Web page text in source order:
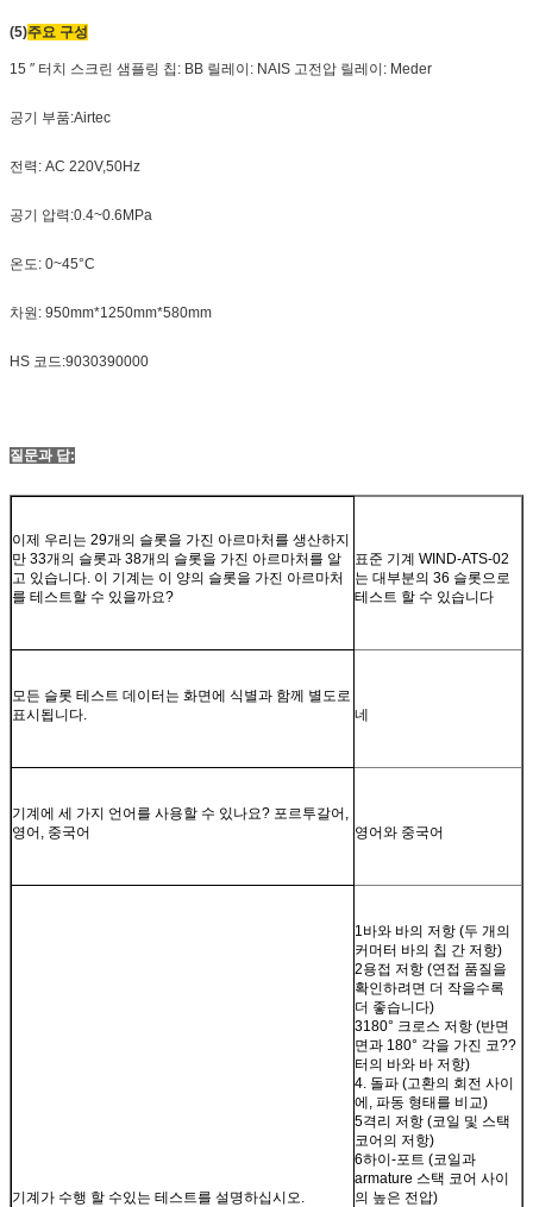
(5)주요 구성
15 ′′ 터치 스크린 샘플링 칩: BB 릴레이: NAIS 고전압 릴레이: Meder
공기 부품:Airtec
전력: AC 220V,50Hz
공기 압력:0.4~0.6MPa
온도: 0~45°C
차원: 950mm*1250mm*580mm
HS 코드:9030390000
질문과 답:
이제 우리는 29개의 슬롯을 가진 아르마처를 생산하지
만 33개의 슬롯과 38개의 슬롯을 가진 아르마처를 알
고 있습니다. 이 기계는 이 양의 슬롯을 가진 아르마처
를 테스트할 수 있을까요?
표준 기계 WIND-ATS-02
는 대부분의 36 슬롯으로
테스트 할 수 있습니다
모든 슬롯 테스트 데이터는 화면에 식별과 함께 별도로
표시됩니다.
네
기계에 세 가지 언어를 사용할 수 있나요? 포르투갈어,
영어, 중국어
영어와 중국어
기계가 수행 할 수있는 테스트를 설명하십시오.
1바와 바의 저항 (두 개의
커머터 바의 칩 간 저항)
2용접 저항 (연접 품질을
확인하려면 더 작을수록
더 좋습니다)
3180° 크로스 저항 (반면
면과 180° 각을 가진 코??
터의 바와 바 저항)
4. 돌파 (고환의 회전 사이
에, 파동 형태를 비교)
5격리 저항 (코일 및 스택
코어의 저항)
6하이-포트 (코일과
armature 스택 코어 사이
의 높은 전압)